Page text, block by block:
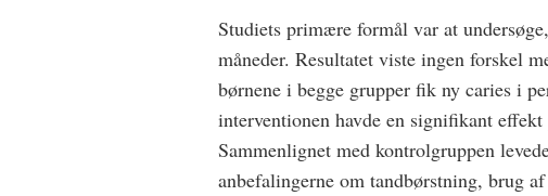
Studiets primære formål var at
måneder. Resultatet viste ingen forskel
børnene i begge grupper fik ny caries i
interventionen havde en signifikant
Sammenlignet med kontrolgruppen
anbefalingerne om tandbørstning, brug